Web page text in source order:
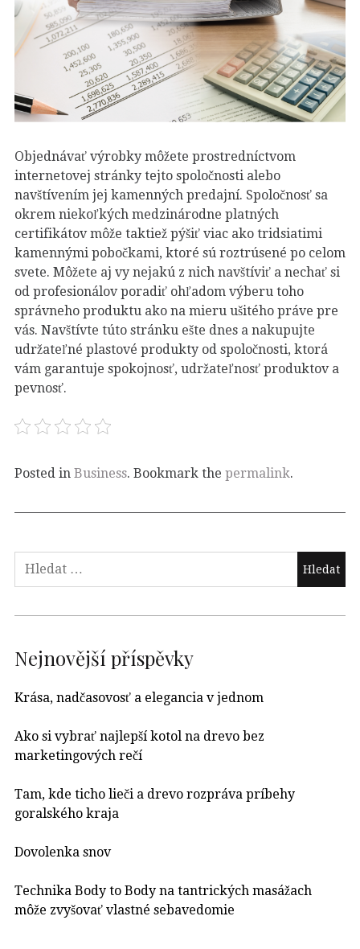
Objednávať výrobky môžete prostredníctvom
internetovej stránky tejto spoločnosti alebo
navštívením jej kamenných predajní. Spoločnosť sa
okrem niekoľkých medzinárodne platných
certifikátov môže taktiež pýšiť viac ako tridsiatimi
kamennými pobočkami, ktoré sú roztrúsené po celom
svete. Môžete aj vy nejakú z nich navštíviť a nechať si
od profesionálov poradiť ohľadom výberu toho
správneho produktu ako na mieru ušitého práve pre
vás. Navštívte túto stránku ešte dnes a nakupujte
udržateľné plastové produkty od spoločnosti, ktorá
vám garantuje spokojnosť, udržateľnosť produktov a
pevnosť.
Posted in Business. Bookmark the permalink.
Nejnovější příspěvky
Krása, nadčasovosť a elegancia v jednom
Ako si vybrať najlepší kotol na drevo bez
marketingových rečí
Tam, kde ticho lieči a drevo rozpráva príbehy
goralského kraja
Dovolenka snov
Technika Body to Body na tantrických masážach
môže zvyšovať vlastné sebavedomie